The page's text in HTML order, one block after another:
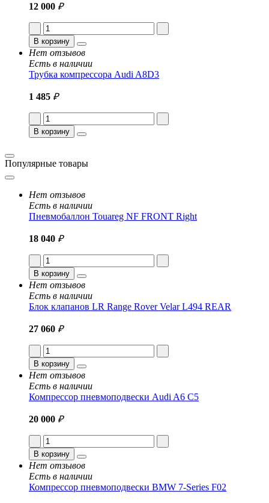
12 000 ₽
В корзину
Нет отзывов
Есть в наличии
Трубка компрессора Audi A8D3
1 485 ₽
В корзину
Популярные товары
Нет отзывов
Есть в наличии
Пневмобаллон Touareg NF FRONT Right
18 040 ₽
В корзину
Нет отзывов
Есть в наличии
Блок клапанов LR Range Rover Velar L494 REAR
27 060 ₽
В корзину
Нет отзывов
Есть в наличии
Компрессор пневмоподвески Audi A6 C5
20 000 ₽
В корзину
Нет отзывов
Есть в наличии
Компрессор пневмоподвески BMW 7-Series F02